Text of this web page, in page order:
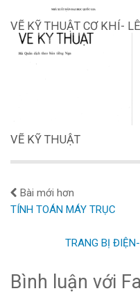
VẼ KỸ THUẬT CƠ KHÍ-
VẼ KỸ THUẬT
Bài mới hơn
TÍNH TOÁN MÁY TRỤC
TRANG BỊ
Bình luận với